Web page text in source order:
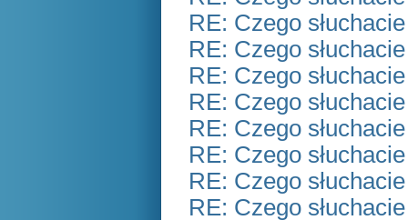
RE: Czego
RE: Czego
RE: Czego
RE: Czego
RE: Czego
RE: Czego
RE: Czego
RE: Czego